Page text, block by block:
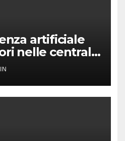
artificiale
nelle centrali